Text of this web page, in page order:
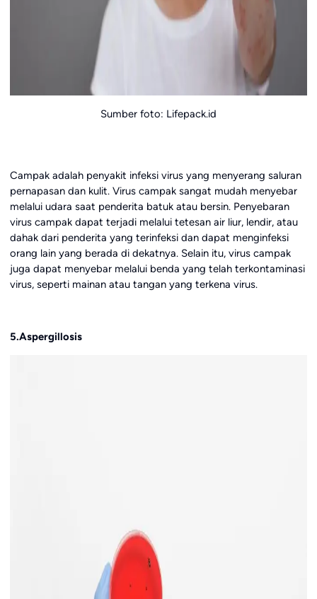
Sumber foto: Lifepack.id
Campak adalah penyakit infeksi virus yang menyerang saluran
pernapasan dan kulit. Virus campak sangat mudah menyebar
melalui udara saat penderita batuk atau bersin. Penyebaran
virus campak dapat terjadi melalui tetesan air liur, lendir, atau
dahak dari penderita yang terinfeksi dan dapat menginfeksi
orang lain yang berada di dekatnya. Selain itu, virus campak
juga dapat menyebar melalui benda yang telah terkontaminasi
virus, seperti mainan atau tangan yang terkena virus.
5.Aspergillosis